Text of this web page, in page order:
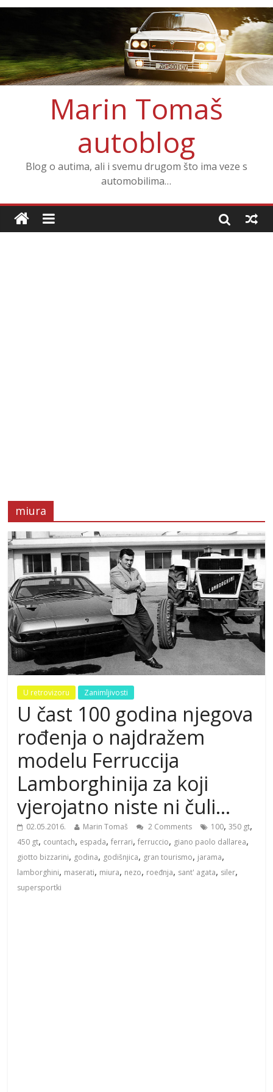
Marin Tomaš
autoblog
Blog o autima, ali i svemu drugom što ima veze s
automobilima…
miura
U retrovizoru Zanimljivosti
U čast 100 godina njegova
rođenja o najdražem
modelu Ferruccija
Lamborghinija za koji
vjerojatno niste ni čuli…
02.05.2016. Marin Tomaš 2 Comments 100,350 gt,
450 gt, countach, espada,ferrari,ferruccio, giano paolo dallarea,
giotto bizzarini, godina, godišnjica, gran tourismo, jarama,
lamborghini, maserati, miura, nezo, roeđnja, sant' agata, siler,
supersportki